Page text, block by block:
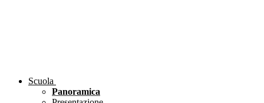
Scuola
Panoramica